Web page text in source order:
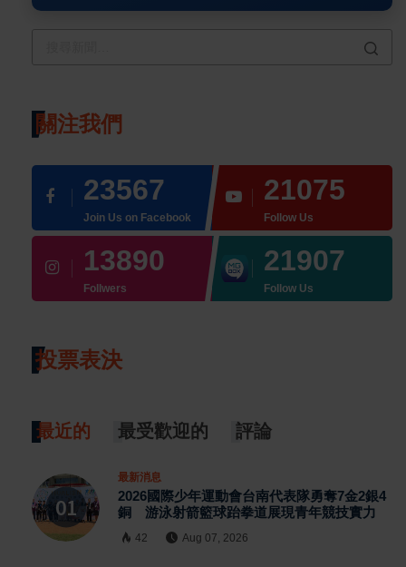
關注我們
23567
Join Us on Facebook
21075
Follow Us
13890
Follwers
21907
Follow Us
投票表決
最近的 最受歡迎的 評論
最新消息
2026國際少年運動會台南代表隊勇奪7金2銀4
銅 游泳射箭籃球跆拳道展現青年競技實力
42 Aug 07, 2026